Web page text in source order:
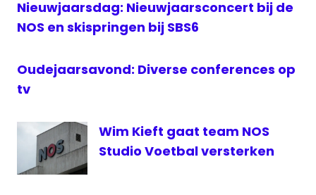
Nieuwjaarsdag: Nieuwjaarsconcert bij de
NOS en skispringen bij SBS6
Oudejaarsavond: Diverse conferences op
tv
Wim Kieft gaat team NOS
Studio Voetbal versterken